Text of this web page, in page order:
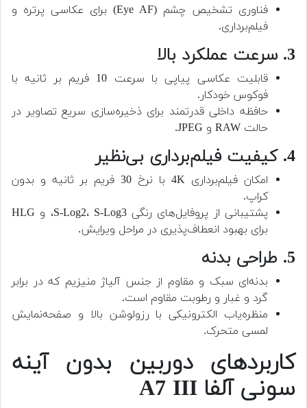
فناوری تشخیص چشم (Eye AF) برای عکاسی پرتره و
فیلم‌برداری.
3. سرعت عملکرد بالا
قابلیت عکاسی پیاپی با سرعت 10 فریم بر ثانیه با
فوکوس خودکار.
حافظه داخلی قدرتمند برای ذخیره‌سازی سریع تصاویر در
حالت RAW و JPEG.
4. کیفیت فیلم‌برداری بی‌نظیر
امکان فیلم‌برداری 4K با نرخ 30 فریم بر ثانیه و بدون
کراپ.
پشتیبانی از پروفایل‌های رنگی S-Log2، S-Log3، و HLG
برای بهبود انعطاف‌پذیری در مراحل ویرایش.
5. طراحی بدنه
بدنه‌ای سبک و مقاوم از جنس آلیاژ منیزیم که در برابر
گرد و غبار و رطوبت مقاوم است.
منظره‌یاب الکترونیکی با رزولوشن بالا و صفحه‌نمایش
لمسی متحرک.
کاربردهای دوربین بدون آینه
سونی آلفا A7 III